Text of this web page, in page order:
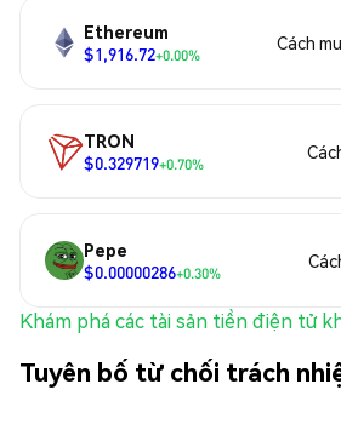
Ethereum
$1,916.72+0.00%
Cách
TRON
$0.329719+0.70%
Pepe
$0.00000286+0.30%
Khám phá các tài sản tiền điện tử
Tuyên bố từ chối trách